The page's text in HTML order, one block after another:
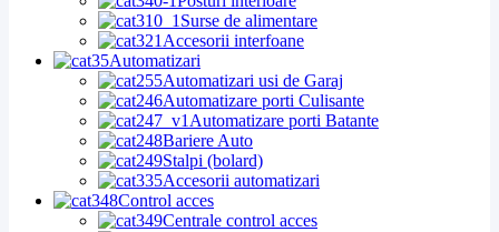
Surse de alimentare
Accesorii interfoane
Automatizari
Automatizari usi de Garaj
Automatizare porti Culisante
Automatizare porti Batante
Bariere Auto
Stalpi (bolard)
Accesorii automatizari
Control acces
Centrale control acces